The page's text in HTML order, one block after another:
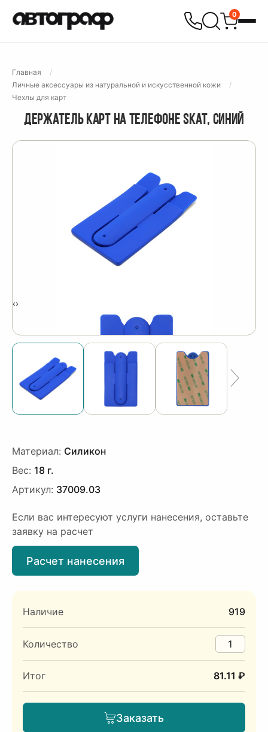
0
Главная
Личные аксессуары из натуральной и искусственной кожи
Чехлы для карт
ДЕРЖАТЕЛЬ КАРТ НА ТЕЛЕФОНЕ SKAT, СИНИЙ
‹›
Материал: Силикон
Вес: 18 г.
Артикул: 37009.03
Если вас интересуют услуги нанесения, оставьте
заявку на расчет
Расчет нанесения
Наличие 919
Количество
Итог 81.11 ₽
Заказать